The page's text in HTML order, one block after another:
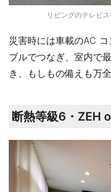
リビングのテレビ
災害時には車載のAC
ブルでつなぎ、室内で
き、もしもの備えも万全
断熱等級6・ZEH